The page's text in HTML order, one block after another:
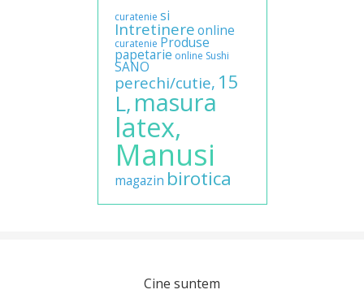
curatenie si
Intretinereonline
curatenie Produse
papetarie online Sushi
SANO
perechi/cutie, 15
L, masura
latex,
Manusi
magazin birotica
Cine suntem